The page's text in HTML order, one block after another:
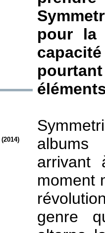
(2014)
pour la
albums
arrivant
moment
genre